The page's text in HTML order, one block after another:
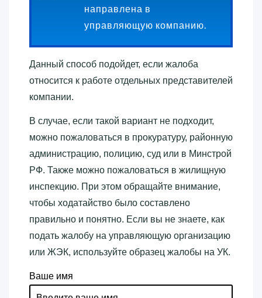
направлена в
управляющую компанию.
Данный способ подойдет, если жалоба
относится к работе отдельных представителей
компании.
В случае, если такой вариант не подходит,
можно пожаловаться в прокуратуру, районную
администрацию, полицию, суд или в Минстрой
РФ. Также можно пожаловаться в жилищную
инспекцию. При этом обращайте внимание,
чтобы ходатайство было составлено
правильно и понятно. Если вы не знаете, как
подать жалобу на управляющую организацию
или ЖЭК, используйте образец жалобы на УК.
Ваше имя